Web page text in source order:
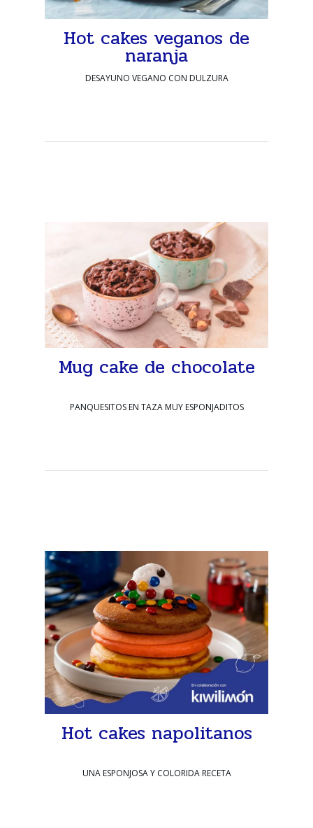
Hot cakes veganos de
naranja
DESAYUNO VEGANO CON DULZURA
Mug cake de chocolate
PANQUESITOS EN TAZA MUY ESPONJADITOS
Hot cakes napolitanos
UNA ESPONJOSA Y COLORIDA RECETA